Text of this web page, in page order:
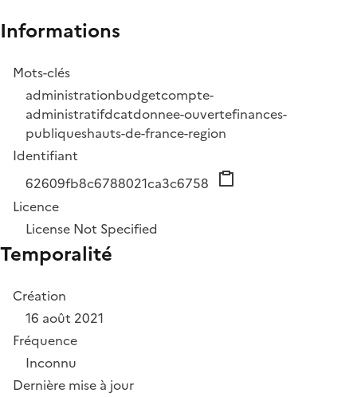
Informations
Mots-clés
administrationbudgetcompte-
administratifdcatdonnee-ouvertefinances-
publiqueshauts-de-france-region
Identifiant
62609fb8c6788021ca3c6758
Licence
License Not Specified
Temporalité
Création
16 août 2021
Fréquence
Inconnu
Dernière mise à jour